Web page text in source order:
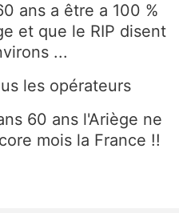
ans a être a 100 %
et que le RIP disent
...
les opérateurs
60 ans l'Ariège ne
mois la France !!